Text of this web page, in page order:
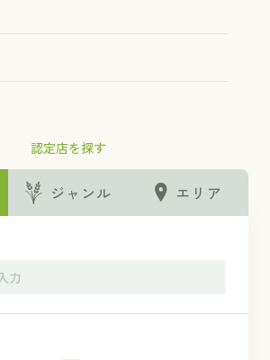
認定店を探す
ジャンル エリア